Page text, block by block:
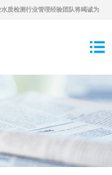
质检测行业管理经验团队将竭诚为